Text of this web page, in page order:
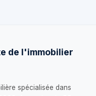
de l'immobilier
spécialisée dans